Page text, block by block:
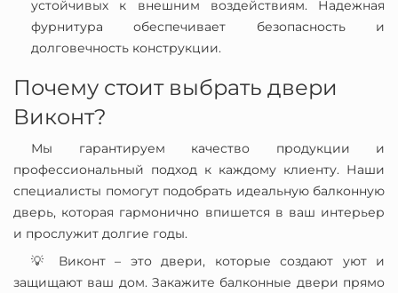
устойчивых к внешним воздействиям. Надежная
фурнитура обеспечивает безопасность и
долговечность конструкции.
Почему стоит выбрать двери
Виконт?
Мы гарантируем качество продукции и
профессиональный подход к каждому клиенту. Наши
специалисты помогут подобрать идеальную балконную
дверь, которая гармонично впишется в ваш интерьер
и прослужит долгие годы.
💡 Виконт – это двери, которые создают уют и
защищают ваш дом. Закажите балконные двери прямо